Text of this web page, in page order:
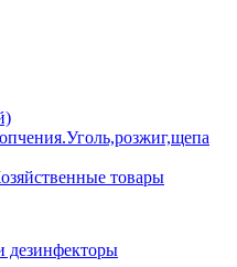
Уголь,розжиг,щепа
товары
дезинфекторы